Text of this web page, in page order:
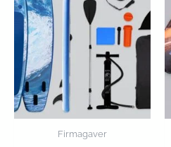
Firmagaver